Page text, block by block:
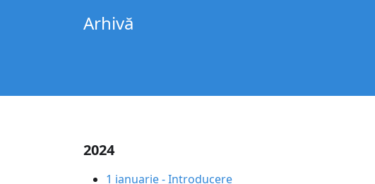
Arhivă
2024
1 ianuarie-Introducere